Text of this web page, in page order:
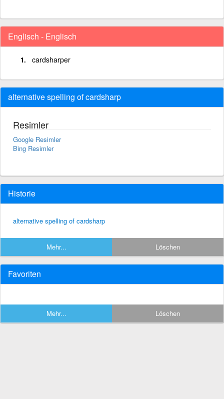
Englisch - Englisch
cardsharper
alternative spelling of cardsharp
Resimler
Google Resimler
Bing Resimler
Historie
alternative spelling of cardsharp
Mehr... Löschen
Favoriten
Mehr... Löschen